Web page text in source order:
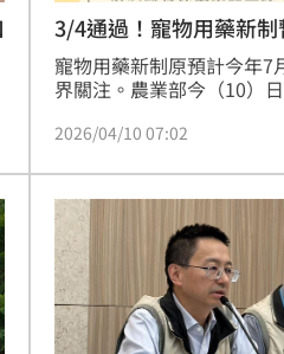
潮 10:00
3/4通過！寵物用藥新
2QA
寵物用藥新制原預計今年7
界關注。農業部今（10）
為公告制，並採雙軌制購藥
後，故新制將延後實施，
保動物用藥供應不能中斷
2026/04/10 07:02